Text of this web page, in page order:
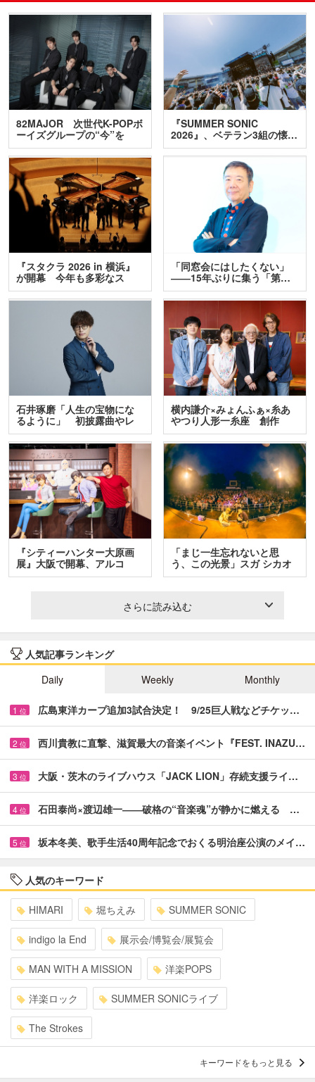
82MAJOR 次世代K-POPボ
ーイズグループの“今”を
訊…
『SUMMER SONIC
2026』、ベテラン3組の懐…
『スタクラ 2026 in 横浜』
が開幕 今年も多彩なス
テ…
「同窓会にはしたくない」
――15年ぶりに集う「第…
石井琢磨「人生の宝物にな
るように」 初披露曲やレ
ア…
横内謙介×みょんふぁ×糸あ
やつり人形一糸座 創作
人…
『シティーハンター大原画
展』大阪で開幕、アルコ
＆…
「まじ一生忘れないと思
う、この光景」スガ シカオ
と…
さらに読み込む
人気記事ランキング
Daily
Weekly Monthly
1 位 広島東洋カープ追加3試合決定！ 9/25巨人戦などチケッ…
2 位 西川貴教に直撃、滋賀最大の音楽イベント『FEST. INAZU…
3 位 大阪・茨木のライブハウス「JACK LION」存続支援ライ…
4 位 石田泰尚×渡辺雄一――破格の“音楽魂”が静かに燃える …
5 位 坂本冬美、歌手生活40周年記念でおくる明治座公演のメイ…
人気のキーワード
HIMARI 堀ちえみ SUMMER SONIC
indigo la End 展示会/博覧会/展覧会
MAN WITH A MISSION 洋楽POPS
洋楽ロック SUMMER SONICライブ
The Strokes
キーワードをもっと見る